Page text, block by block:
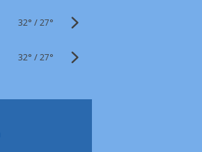
32° /27°
32° /27°